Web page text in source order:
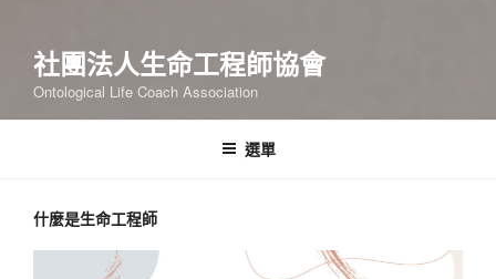
社團法人生命工程師協會
Ontological Life Coach Association
選單
什麼是生命工程師